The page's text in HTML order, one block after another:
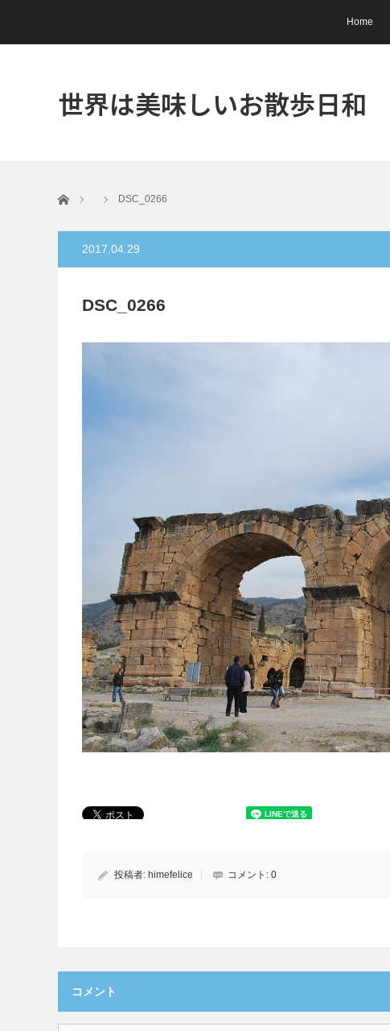
Home
世界は美味しいお散歩日和
ホーム DSC_0266
2017.04.29
DSC_0266
投稿者: himefelice コメント: 0
コメント